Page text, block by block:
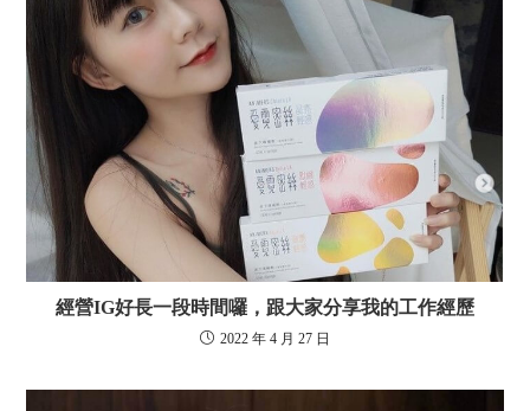
經營IG好長一段時間囉，跟大家分享我的工作經歷
2022 年 4 月 27 日